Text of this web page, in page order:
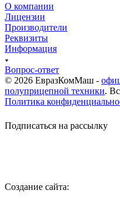
О компании
Лицензии
Производители
Реквизиты
Информация
Вопрос-ответ
© 2026 ЕвразКомМаш -
полуприцепной техники.
Политика
Подписаться на рассылку
Cоздание сайта: